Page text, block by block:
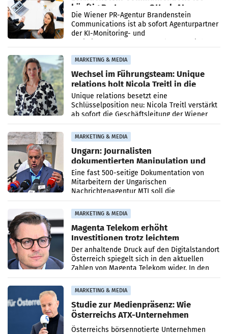
künftig Partner von OtterlyAI
Die Wiener PR-Agentur Brandenstein
Communications ist ab sofort Agenturpartner
der KI-Monitoring- und
MARKETING & MEDIA
Wechsel im Führungsteam: Unique
relations holt Nicola Treitl in die
Geschäftsleitung
Unique relations besetzt eine
Schlüsselposition neu: Nicola Treitl verstärkt
ab sofort die Geschäftsleitung der Wiener
PR-Agentur an der Seite von Josef Kalina und
Anna Kalina-Mahr.
MARKETING & MEDIA
Ungarn: Journalisten
dokumentierten Manipulation und
Zensur
Eine fast 500-seitige Dokumentation von
Mitarbeitern der Ungarischen
Nachrichtenagentur MTI soll die
systematische Nachrichten-Manipulation und
Zensur bei der Agentur während der Zeit
MARKETING & MEDIA
Magenta Telekom erhöht
Investitionen trotz leichtem
Umsatzrückgang
Der anhaltende Druck auf den Digitalstandort
Österreich spiegelt sich in den aktuellen
Zahlen von Magenta Telekom wider. In den
ersten sechs Monaten des laufenden Jahres
verzeichnete
MARKETING & MEDIA
Studie zur Medienpräsenz: Wie
Österreichs ATX-Unternehmen
international wahrgenommen
Österreichs börsennotierte Unternehmen